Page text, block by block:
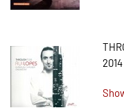
2014